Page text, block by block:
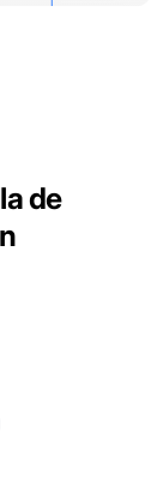
de